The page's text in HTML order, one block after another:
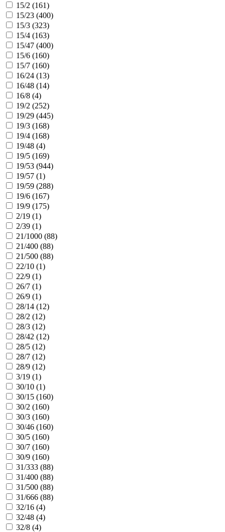
15/2 (161)
15/23 (400)
15/3 (323)
15/4 (163)
15/47 (400)
15/6 (160)
15/7 (160)
16/24 (13)
16/48 (14)
16/8 (4)
19/2 (252)
19/29 (445)
19/3 (168)
19/4 (168)
19/48 (4)
19/5 (169)
19/53 (944)
19/57 (1)
19/59 (288)
19/6 (167)
19/9 (175)
2/19 (1)
2/39 (1)
21/1000 (88)
21/400 (88)
21/500 (88)
22/10 (1)
22/9 (1)
26/7 (1)
26/9 (1)
28/14 (12)
28/2 (12)
28/3 (12)
28/42 (12)
28/5 (12)
28/7 (12)
28/9 (12)
3/19 (1)
30/10 (1)
30/15 (160)
30/2 (160)
30/3 (160)
30/46 (160)
30/5 (160)
30/7 (160)
30/9 (160)
31/333 (88)
31/400 (88)
31/500 (88)
31/666 (88)
32/16 (4)
32/48 (4)
32/8 (4)